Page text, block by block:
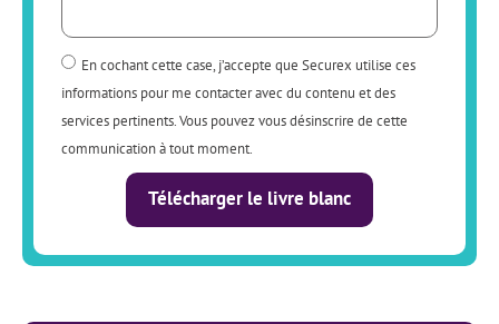
En cochant cette case, j’accepte que Securex utilise ces
informations pour me contacter avec du contenu et des
services pertinents. Vous pouvez vous désinscrire de cette
communication à tout moment.
Télécharger le livre blanc